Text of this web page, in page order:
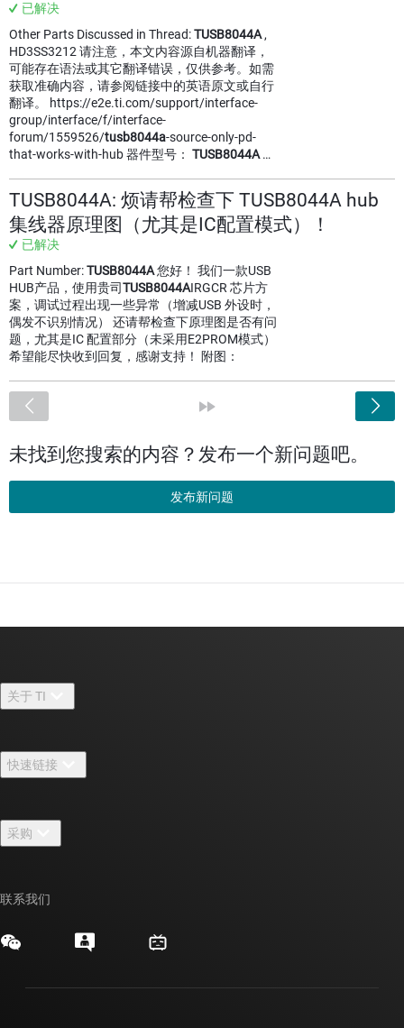
已解决
Other Parts Discussed in Thread:TUSB8044A ,
HD3SS3212 请注意，本文内容源自机器翻译，
可能存在语法或其它翻译错误，仅供参考。如需
获取准确内容，请参阅链接中的英语原文或自行
翻译。 https://e2e.ti.com/support/interface-
group/interface/f/interface-
forum/1559526/tusb8044a-source-only-pd-
that-works-with-hub 器件型号： TUSB8044A …
TUSB8044A: 烦请帮检查下 TUSB8044A hub
集线器原理图（尤其是IC配置模式）！
已解决
Part Number:TUSB8044A您好！ 我们一款USB
HUB产品，使用贵司TUSB8044AIRGCR 芯片方
案，调试过程出现一些异常（增减USB 外设时，
偶发不识别情况） 还请帮检查下原理图是否有问
题，尤其是IC 配置部分（未采用E2PROM模式）
希望能尽快收到回复，感谢支持！ 附图：
未找到您搜索的内容？发布一个新问题吧。
发布新问题
关于 TI
招贤纳士
新闻中心
活动
投资者关系
快速链接
TI E2E™ 设计支持论坛
采购
发货、付款和税费
联系我们